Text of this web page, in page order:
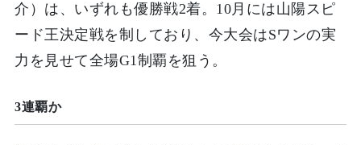
介）は、いずれも優勝戦2着。10月には山陽スピ
ード王決定戦を制しており、今大会はSワンの実
力を見せて全場G1制覇を狙う。
3連覇か